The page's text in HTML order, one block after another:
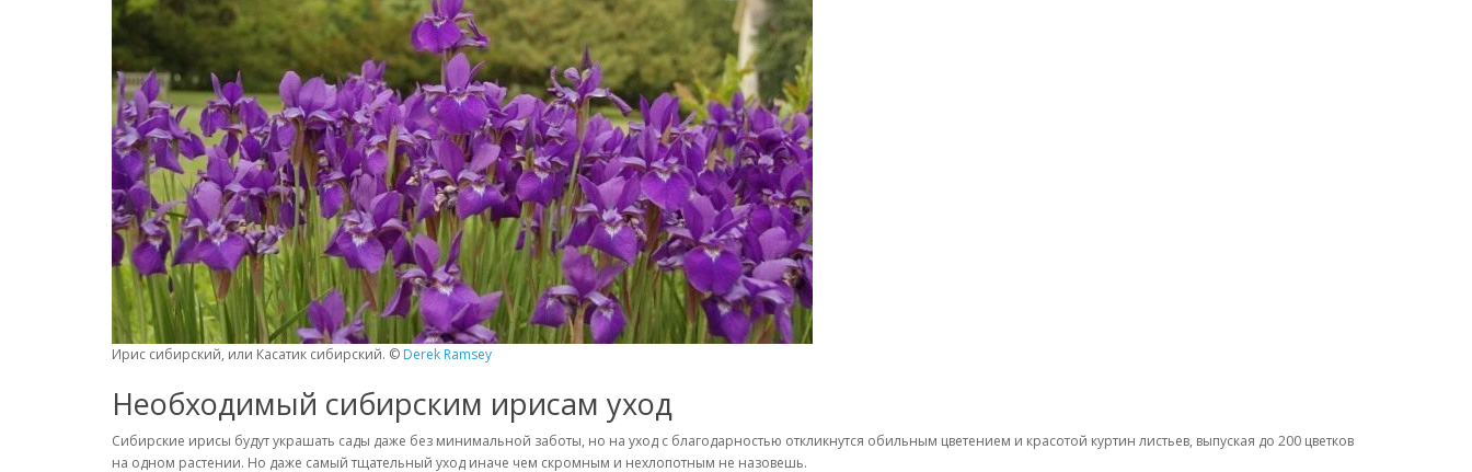
Ирис сибирский, или Касатик сибирский. © Derek Ramsey
Необходимый сибирским ирисам уход
Сибирские ирисы будут украшать сады даже без минимальной заботы, но на уход с благодарностью откликнутся обильным цветением и красотой куртин листьев, выпуская до 200 цветков
на одном растении. Но даже самый тщательный уход иначе чем скромным и нехлопотным не назовешь.